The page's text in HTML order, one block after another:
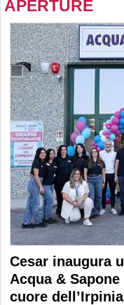
APERTURE
Cesar inaugura
Acqua &
cuore dell’Irpinia